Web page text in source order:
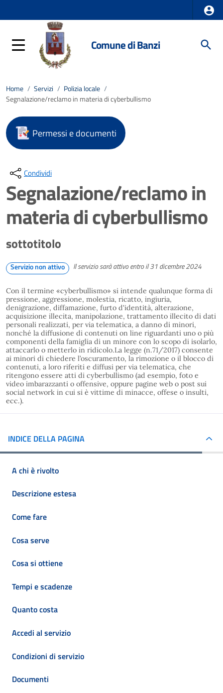
Comune di Banzi
Home / Servizi / Polizia locale /
Segnalazione/reclamo in materia di cyberbullismo
Permessi e documenti
Condividi
Segnalazione/reclamo in
materia di cyberbullismo
sottotitolo
Servizio non attivo Il servizio sarà attivo entro il 31 dicembre 2024
Con il termine «cyberbullismo» si intende qualunque forma di
pressione, aggressione, molestia, ricatto, ingiuria,
denigrazione, diffamazione, furto d'identità, alterazione,
acquisizione illecita, manipolazione, trattamento illecito di dati
personali realizzati, per via telematica, a danno di minori,
nonché la diffusione di contenuti on line riguardanti uno o più
componenti della famiglia di un minore con lo scopo di isolarlo,
attaccarlo o metterlo in ridicolo.La legge (n.71/2017) consente
ai minori di chiedere l’oscuramento, la rimozione o il blocco di
contenuti, a loro riferiti e diffusi per via telematica, che
ritengono essere atti di cyberbullismo (ad esempio, foto e
video imbarazzanti o offensive, oppure pagine web o post sui
social network in cui si è vittime di minacce, offese o insulti,
ecc.).
INDICE DELLA PAGINA
A chi è rivolto
Descrizione estesa
Come fare
Cosa serve
Cosa si ottiene
Tempi e scadenze
Quanto costa
Accedi al servizio
Condizioni di servizio
Documenti